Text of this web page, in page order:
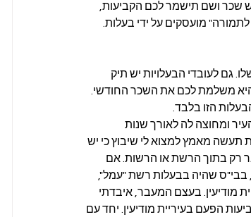
שכר ושם תישמר לכם הקביעות,
"עוז לתמורה" מועסקים על ידי בעלות.
גם לעובדי הבעלויות יש תיק
משלמת לכם את השכר החודשי.
הזו בלבד.
ומחוצה לה לאורך שנות
תעשה מאמץ למצוא לי שיבוץ כי יש
רק בתוך הרשת או הרשות. אם
בבי"ס שהיה בבעלות רשת "עמל",
מודיעין. בעצם המעבר, איבדתי
הפעם בעיריית מודיעין. יחד עם